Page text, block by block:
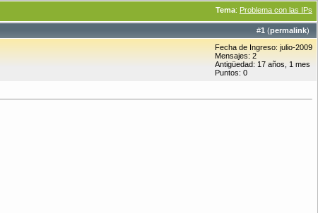
Tema: Problema con las IPs
#1 (permalink)
Fecha de Ingreso: julio-2009
Mensajes: 2
Antigüedad: 17 años, 1 mes
Puntos: 0